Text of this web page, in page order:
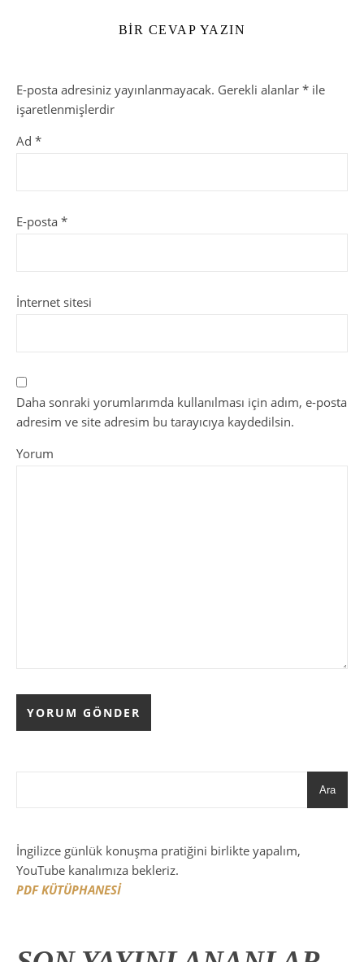
BIR CEVAP YAZIN
E-posta adresiniz yayınlanmayacak. Gerekli alanlar * ile
işaretlenmişlerdir
Ad *
E-posta *
İnternet sitesi
Daha sonraki yorumlarımda kullanılması için adım, e-posta
adresim ve site adresim bu tarayıcıya kaydedilsin.
Yorum
Ara
İngilizce günlük konuşma pratiğini birlikte yapalım,
YouTube kanalımıza bekleriz.
PDF KÜTÜPHANESİ